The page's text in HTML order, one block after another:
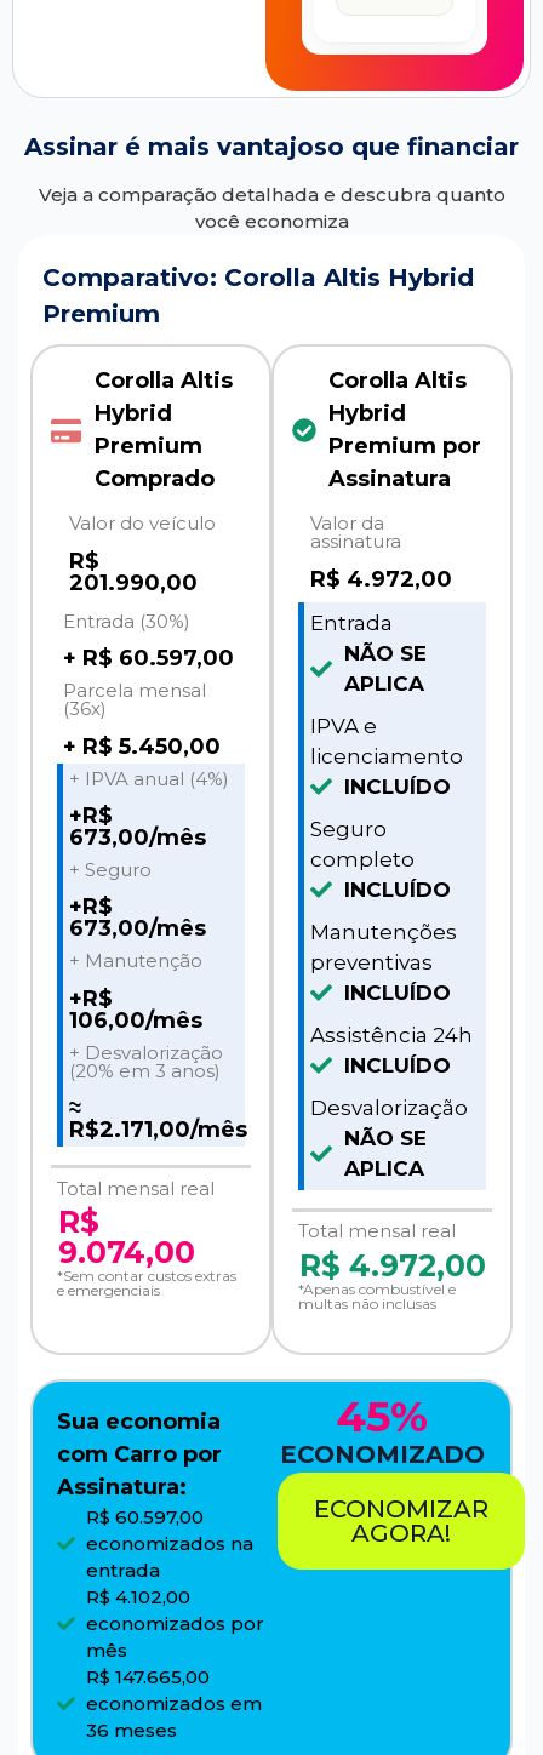
Assinar é mais vantajoso que financiar
Veja a comparação detalhada e descubra quanto
você economiza
Comparativo: Corolla Altis Hybrid
Premium
Corolla Altis
Hybrid
Premium
Comprado
Valor do veículo
R$
201.990,00
Entrada (30%)
+ R$ 60.597,00
Parcela mensal
(36x)
+ R$ 5.450,00
+ IPVA anual (4%)
+R$
673,00/mês
+ Seguro
+R$
673,00/mês
+ Manutenção
+R$
106,00/mês
+ Desvalorização
(20% em 3 anos)
≈
R$2.171,00/mês
Total mensal real
R$
9.074,00
*Sem contar custos extras
e emergenciais
Corolla Altis
Hybrid
Premium por
Assinatura
Valor da
assinatura
R$ 4.972,00
Entrada
NÃO SE
APLICA
IPVA e
licenciamento
INCLUÍDO
Seguro
completo
INCLUÍDO
Manutenções
preventivas
INCLUÍDO
Assistência 24h
INCLUÍDO
Desvalorização
NÃO SE
APLICA
Total mensal real
R$ 4.972,00
*Apenas combustível e
multas não inclusas
Sua economia
com Carro por
Assinatura:
R$ 60.597,00
economizados na
entrada
R$ 4.102,00
economizados por
mês
R$ 147.665,00
economizados em
36 meses
45%
ECONOMIZADO
ECONOMIZAR
AGORA!